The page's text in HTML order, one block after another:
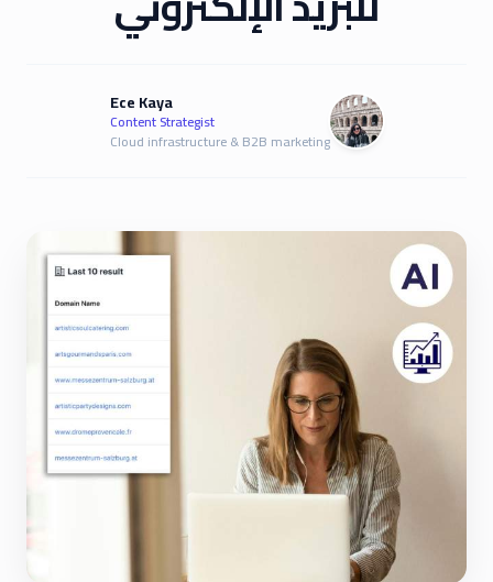
Ece Kaya
Content Strategist
Cloud infrastructure & B2B marketing